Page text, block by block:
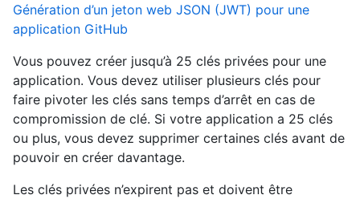
Génération d’un jeton web JSON (JWT) pour une
application GitHub
Vous pouvez créer jusqu’à 25 clés privées pour une
application. Vous devez utiliser plusieurs clés pour
faire pivoter les clés sans temps d’arrêt en cas de
compromission de clé. Si votre application a 25 clés
ou plus, vous devez supprimer certaines clés avant de
pouvoir en créer davantage.
Les clés privées n’expirent pas et doivent être